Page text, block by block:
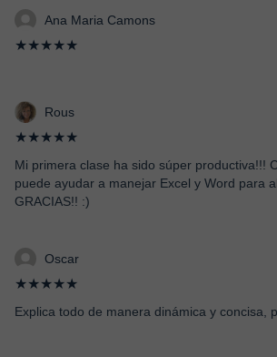
Ana Maria Camons
★★★★★
Rous
★★★★★
Mi primera clase ha sido súper productiva!!!
puede ayudar a manejar Excel y Word para
GRACIAS!! :)
Oscar
★★★★★
Explica todo de manera dinámica y concisa,